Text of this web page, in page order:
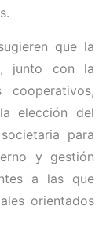
que la
junto con la
elección del
para
y gestión
a las que
orientados